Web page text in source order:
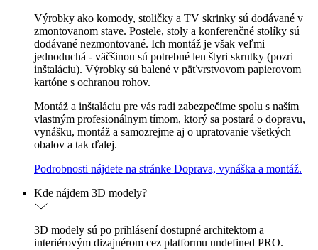
Výrobky ako komody, stoličky a TV skrinky sú dodávané v
zmontovanom stave. Postele, stoly a konferenčné stolíky sú
dodávané nezmontované. Ich montáž je však veľmi
jednoduchá - väčšinou sú potrebné len štyri skrutky (pozri
inštaláciu). Výrobky sú balené v päťvrstvovom papierovom
kartóne s ochranou rohov.
Montáž a inštaláciu pre vás radi zabezpečíme spolu s naším
vlastným profesionálnym tímom, ktorý sa postará o dopravu,
vynášku, montáž a samozrejme aj o upratovanie všetkých
obalov a tak ďalej.
Podrobnosti nájdete na stránke Doprava, vynáška a montáž.
Kde nájdem 3D modely?
3D modely sú po prihlásení dostupné architektom a
interiérovým dizajnérom cez platformu undefined PRO.